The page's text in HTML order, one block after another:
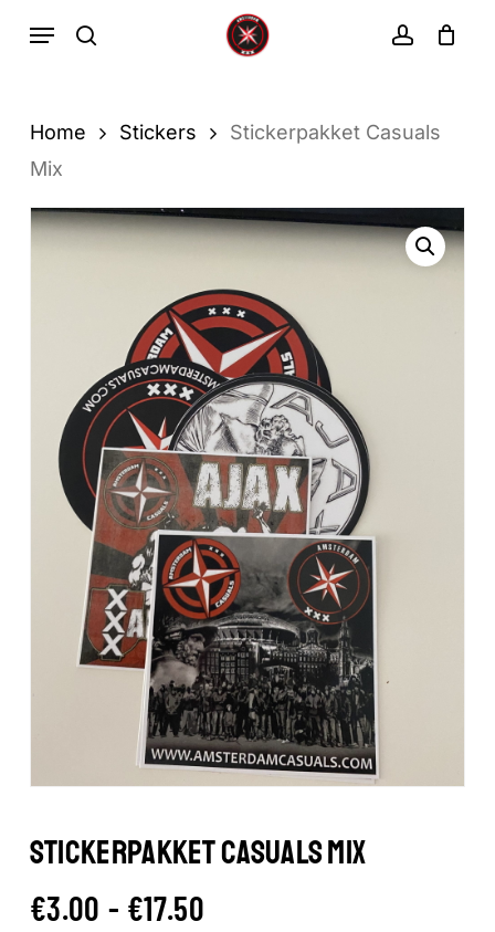
hoofdinhoud
zoekopdracht
Menu
Winkelwagen
Home Stickers
Stickerpakket Casuals
Mix
STICKERPAKKET CASUALS MIX
€3.00 - €17.50